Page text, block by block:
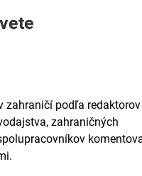
zahraničí podľa redaktorov
zahraničných